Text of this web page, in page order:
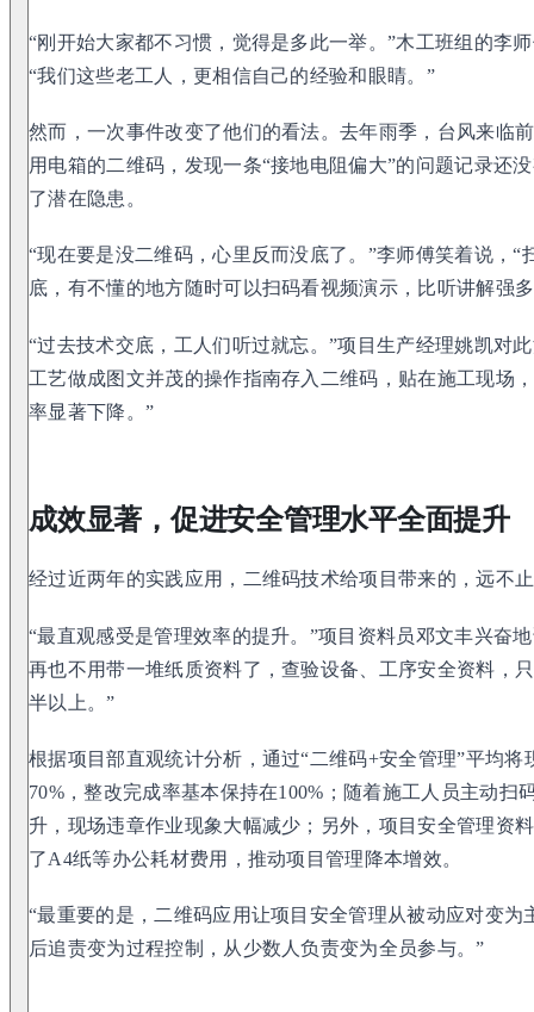
“刚开始大家都不习惯，觉得是多此一举。”木工班组的李
“我们这些老工人，更相信自己的经验和眼睛。”
然而，一次事件改变了他们的看法。去年雨季，台风来临
用电箱的二维码，发现一条“接地电阻偏大”的问题记录还
了潜在隐患。
“现在要是没二维码，心里反而没底了。”李师傅笑着说，
底，有不懂的地方随时可以扫码看视频演示，比听讲解强
“过去技术交底，工人们听过就忘。”项目生产经理姚凯对
工艺做成图文并茂的操作指南存入二维码，贴在施工现场
率显著下降。”
成效显著，促进安全管理水平全面提升
经过近两年的实践应用，二维码技术给项目带来的，远不
“最直观感受是管理效率的提升。”项目资料员邓文丰兴奋
再也不用带一堆纸质资料了，查验设备、工序安全资料，
半以上。”
根据项目部直观统计分析，通过“二维码+安全管理”平均
70%，整改完成率基本保持在100%；随着施工人员主动扫
升，现场违章作业现象大幅减少；另外，项目安全管理资
了A4纸等办公耗材费用，推动项目管理降本增效。
“最重要的是，二维码应用让项目安全管理从被动应对变为
后追责变为过程控制，从少数人负责变为全员参与。”